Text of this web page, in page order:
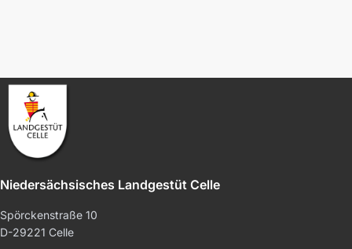
Niedersächsisches Landgestüt Celle
Spörckenstraße 10
D-29221 Celle